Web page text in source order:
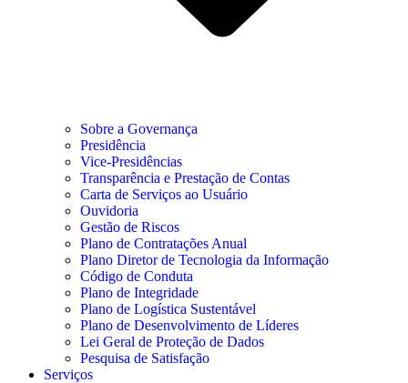
Sobre a Governança
Presidência
Vice-Presidências
Transparência e Prestação de Contas
Carta de Serviços ao Usuário
Ouvidoria
Gestão de Riscos
Plano de Contratações Anual
Plano Diretor de Tecnologia da Informação
Código de Conduta
Plano de Integridade
Plano de Logística Sustentável
Plano de Desenvolvimento de Líderes
Lei Geral de Proteção de Dados
Pesquisa de Satisfação
Serviços